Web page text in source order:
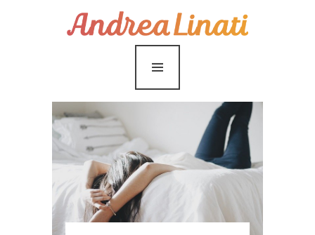
¿Cómo funciona?
Servicios
Coaching Gratis
Conóceme
Contáctame
Blog